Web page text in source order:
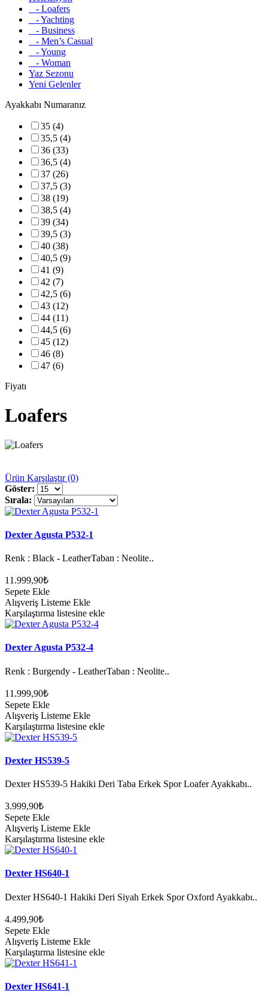
- Loafers
- Yachting
- Business
- Men’s Casual
- Young
- Woman
Yaz Sezonu
Yeni Gelenler
Ayakkabı Numaranız
35 (4)
35,5 (4)
36 (33)
36,5 (4)
37 (26)
37,5 (3)
38 (19)
38,5 (4)
39 (34)
39,5 (3)
40 (38)
40,5 (9)
41 (9)
42 (7)
42,5 (6)
43 (12)
44 (11)
44,5 (6)
45 (12)
46 (8)
47 (6)
Fiyatı
Loafers
Ürün Karşılaştır (0)
Göster:
Sırala:
Dexter Agusta P532-1
Renk : Black - LeatherTaban : Neolite..
11.999,90₺
Sepete Ekle
Alışveriş Listeme Ekle
Karşılaştırma listesine ekle
Dexter Agusta P532-4
Renk : Burgendy - LeatherTaban : Neolite..
11.999,90₺
Sepete Ekle
Alışveriş Listeme Ekle
Karşılaştırma listesine ekle
Dexter HS539-5
Dexter HS539-5 Hakiki Deri Taba Erkek Spor Loafer Ayakkabı..
3.999,90₺
Sepete Ekle
Alışveriş Listeme Ekle
Karşılaştırma listesine ekle
Dexter HS640-1
Dexter HS640-1 Hakiki Deri Siyah Erkek Spor Oxford Ayakkabı..
4.499,90₺
Sepete Ekle
Alışveriş Listeme Ekle
Karşılaştırma listesine ekle
Dexter HS641-1